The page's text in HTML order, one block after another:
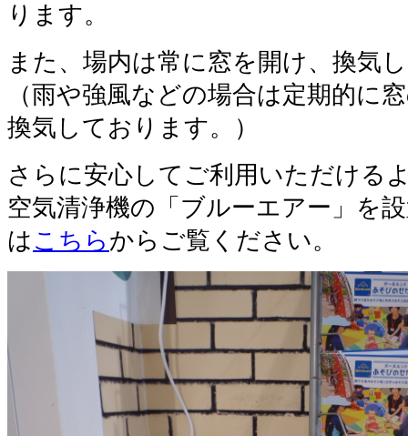
ります。
また、場内は常に窓を開け、換気
（雨や強風などの場合は定期的に
換気しております。）
さらに安心してご利用いただける
空気清浄機の「ブルーエアー」を
は こちら からご覧ください。